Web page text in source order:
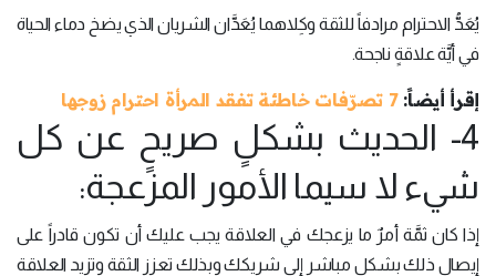
يُعَدُّ الاحترام مرادفاً للثقة وكِلاهما يُعَدَّان الشريان الذي يضخ دماء الحياة
في أيَّة علاقةٍ ناجحة.
إقرأ أيضاً:7 تصرّفات خاطئة تفقد المرأة احترام زوجها
4- الحديث بشكلٍ صريحٍ عن كل
شيء لا سيما الأمور المزعجة:
إذا كان ثمَّة أمرٌ ما يزعجك في العلاقة يجب عليك أن تكون قادراً على
إيصال ذلك بشكلٍ مباشرٍ إلى شريكك وبذلك تعزز الثقة وتزيد العلاقة